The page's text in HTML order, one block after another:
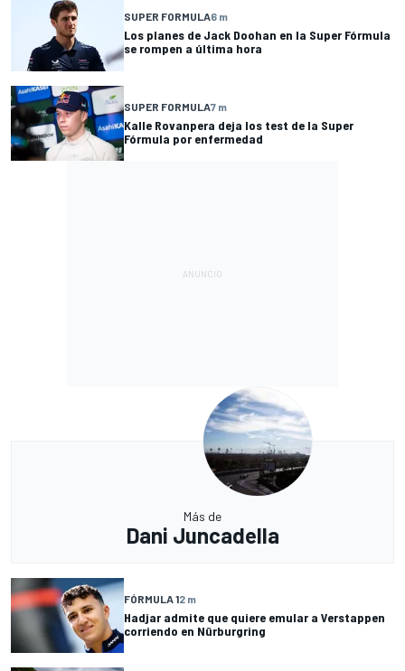
SUPER FORMULA6 m
Los planes de Jack Doohan en la Super Fórmula
se rompen a última hora
SUPER FORMULA7 m
Kalle Rovanpera deja los test de la Super
Fórmula por enfermedad
Más de
Dani Juncadella
FÓRMULA 12 m
Hadjar admite que quiere emular a Verstappen
corriendo en Nürburgring